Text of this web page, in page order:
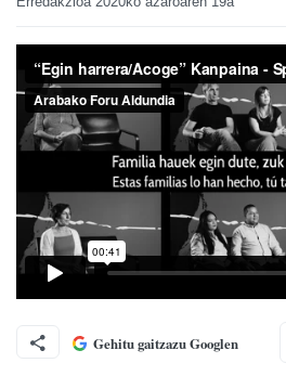
Gehitu gaitzazu Googlen